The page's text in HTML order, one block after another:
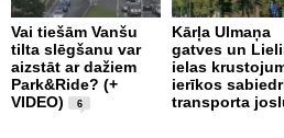
Vai tiešām Vanšu
tilta slēgšanu var
aizstāt ar dažiem
Park&Ride? (+
VIDEO)
6
Kārļa Ulmaņa
gatves un
ielas
ierīkos
transporta